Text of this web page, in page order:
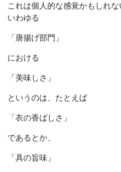
これは個人的な感覚かもしれな
いわゆる
「唐揚げ部門」
における
「美味しさ」
というのは、たとえば
「衣の香ばしさ」
であるとか、
「具の旨味」